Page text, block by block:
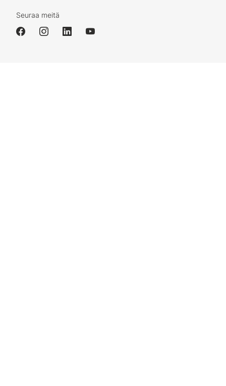
Seuraa meitä